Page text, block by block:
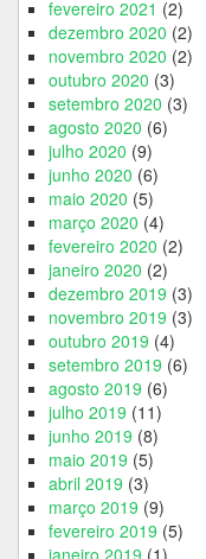
fevereiro 2021 (2)
dezembro 2020 (2)
novembro 2020 (2)
outubro 2020 (3)
setembro 2020 (3)
agosto 2020 (6)
julho 2020 (9)
junho 2020 (6)
maio 2020 (5)
março 2020 (4)
fevereiro 2020 (2)
janeiro 2020 (2)
dezembro 2019 (3)
novembro 2019 (3)
outubro 2019 (4)
setembro 2019 (6)
agosto 2019 (6)
julho 2019 (11)
junho 2019 (8)
maio 2019 (5)
abril 2019 (3)
março 2019 (9)
fevereiro 2019 (5)
janeiro 2019 (1)